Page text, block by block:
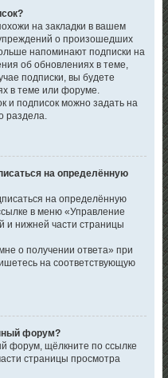
на закладки в вашем
о произошедших
напоминают подписки на
об обновлениях в теме,
подписки, вы будете
в теме или форуме.
и подписок можно задать на
раздела.
на определённую
на определённую
в меню «Управление
и нижней части страницы
о получении ответа» при
на соответствующую
форум?
форум, щёлкните по ссылке
страницы просмотра